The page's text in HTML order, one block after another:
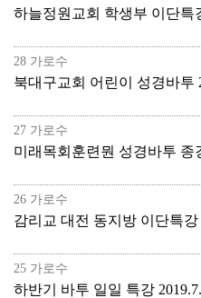
하늘정원교회 학생부 이단특
28 가로수
북대구교회 어린이 성경바투
27 가로수
미래목회훈련뭔 성경바투 종
26 가로수
감리교 대전 동지방 이단특강
25 가로수
하반기 바투 일일 특강